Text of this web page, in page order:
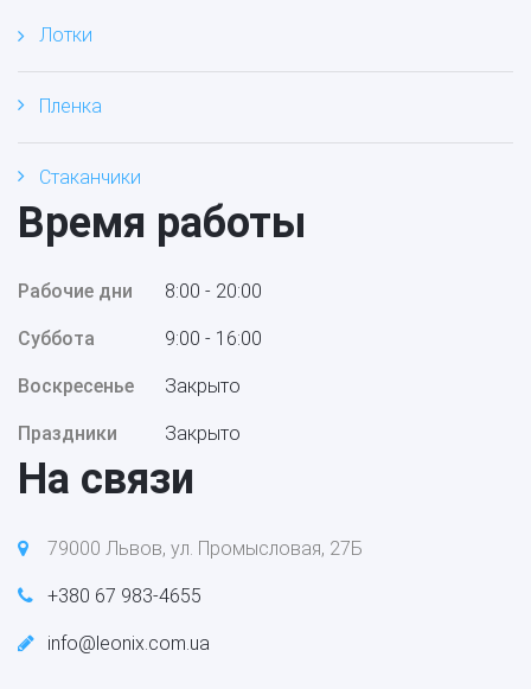
Лотки
Пленка
Стаканчики
Время работы
Рабочие дни 8:00 - 20:00
Суббота 9:00 - 16:00
Воскресенье Закрыто
Праздники Закрыто
На связи
79000 Львов, ул. Промысловая, 27Б
+380 67 983-4655
info@leonix.com.ua